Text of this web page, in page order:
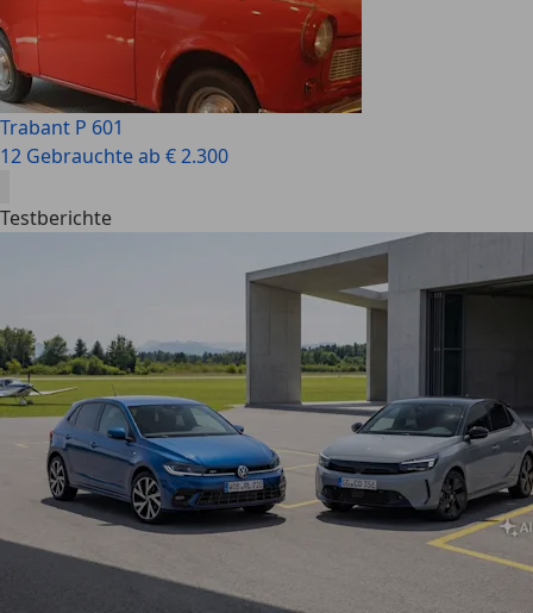
Trabant P 601
12 Gebrauchte ab € 2.300
Testberichte